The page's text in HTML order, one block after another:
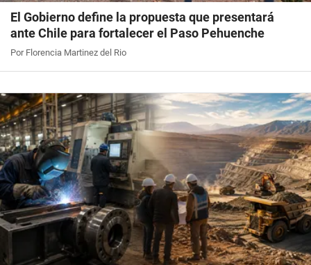
El Gobierno define la propuesta que presentará
ante Chile para fortalecer el Paso Pehuenche
Por Florencia Martinez del Rio